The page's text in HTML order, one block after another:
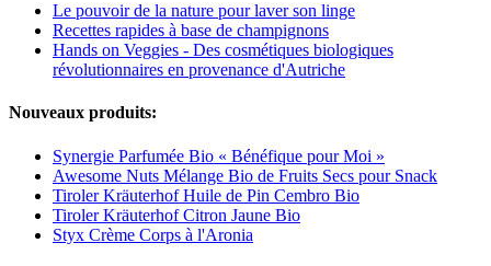
Le pouvoir de la nature pour laver son linge
Recettes rapides à base de champignons
Hands on Veggies - Des cosmétiques biologiques
révolutionnaires en provenance d'Autriche
Nouveaux produits:
Synergie Parfumée Bio « Bénéfique pour Moi »
Awesome Nuts Mélange Bio de Fruits Secs pour Snack
Tiroler Kräuterhof Huile de Pin Cembro Bio
Tiroler Kräuterhof Citron Jaune Bio
Styx Crème Corps à l'Aronia